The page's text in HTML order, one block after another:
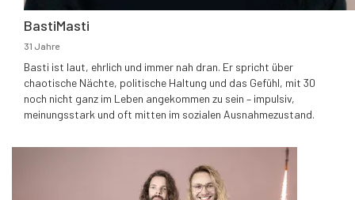
BastiMasti
31 Jahre
Basti ist laut, ehrlich und immer nah dran. Er spricht über
chaotische Nächte, politische Haltung und das Gefühl, mit 30
noch nicht ganz im Leben angekommen zu sein – impulsiv,
meinungsstark und oft mitten im sozialen Ausnahmezustand.